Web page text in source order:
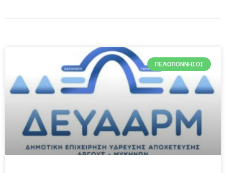
ΠΕΛΟΠΌΝΝΗΣΟΣ